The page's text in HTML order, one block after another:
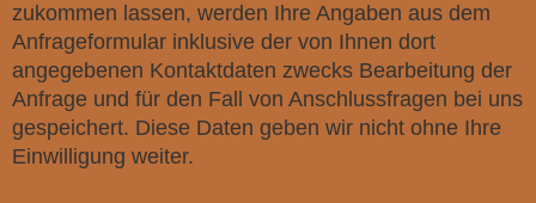
zukommen lassen, werden Ihre Angaben aus dem
Anfrageformular inklusive der von Ihnen dort
angegebenen Kontaktdaten zwecks Bearbeitung der
Anfrage und für den Fall von Anschlussfragen bei uns
gespeichert. Diese Daten geben wir nicht ohne Ihre
Einwilligung weiter.